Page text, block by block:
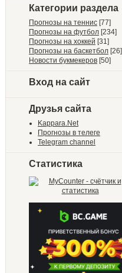
Категории раздела
Прогнозы на теннис [77]
Прогнозы на футбол [234]
Прогнозы на хоккей [31]
Прогнозы на баскетбол [26]
Новости букмекеров [50]
Вход на сайт
Друзья сайта
Kappara.Net
Прогнозы в телеге
Telegram channel
Статистика